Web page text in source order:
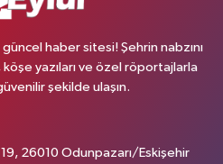
haber sitesi! Şehrin nabzını
yazıları ve özel röportajlarla
şekilde ulaşın.
26010 Odunpazarı/Eskişehir